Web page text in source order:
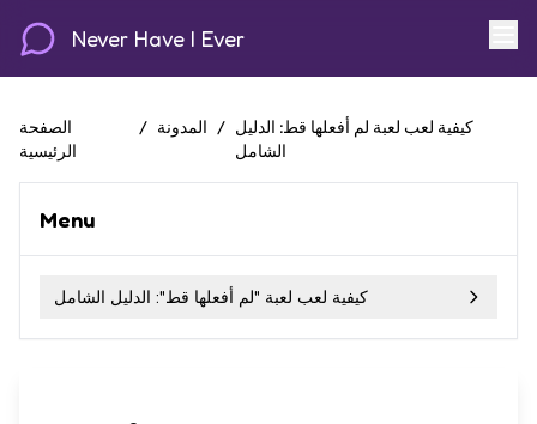
Never Have I Ever
الصفحة
الرئيسية
/ المدونة / كيفية لعب لعبة لم أفعلها قط: الدليل
الشامل
Menu
كيفية لعب لعبة "لم أفعلها قط": الدليل الشامل